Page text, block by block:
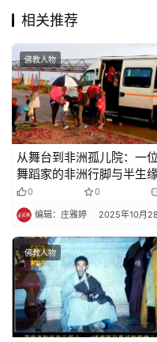
相关推荐
佛教人物
从舞台到非洲孤儿院：一位
舞蹈家的非洲行脚与半生
0 0
编辑：庄雅婷 2025年10月
佛教人物